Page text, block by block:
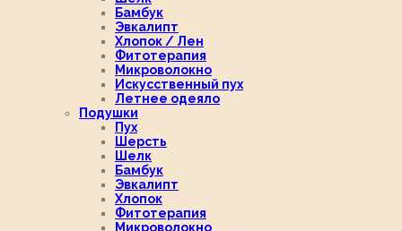
Бамбук
Эвкалипт
Хлопок / Лен
Фитотерапия
Микроволокно
Искусственный пух
Летнее одеяло
Подушки
Пух
Шерсть
Шелк
Бамбук
Эвкалипт
Хлопок
Фитотерапия
Микроволокно